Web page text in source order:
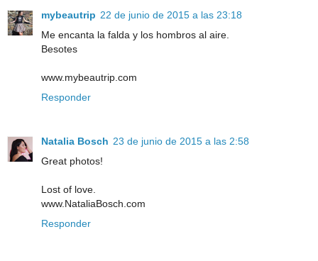
mybeautrip 22 de junio de 2015 a las 23:18
Me encanta la falda y los hombros al aire.
Besotes
www.mybeautrip.com
Responder
Natalia Bosch 23 de junio de 2015 a las 2:58
Great photos!
Lost of love.
www.NataliaBosch.com
Responder